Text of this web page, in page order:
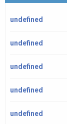
undefined
undefined
undefined
undefined
undefined